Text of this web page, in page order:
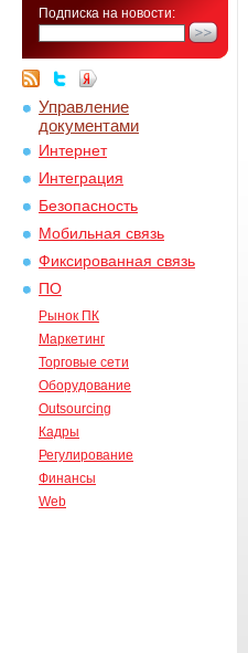
Подписка на новости:
Управление
документами
Интернет
Интеграция
Безопасность
Мобильная связь
Фиксированная связь
ПО
Рынок ПК
Маркетинг
Торговые сети
Оборудование
Outsourcing
Кадры
Регулирование
Финансы
Web